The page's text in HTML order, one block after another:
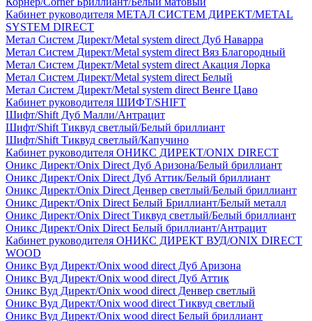
Кабинет руководителя МЕТАЛ СИСТЕМ ДИРЕКТ/METAL
SYSTEM DIRECT
Метал Систем Директ/Metal system direct Дуб Наварра
Метал Систем Директ/Metal system direct Вяз Благородный
Метал Систем Директ/Metal system direct Акация Лорка
Метал Систем Директ/Metal system direct Белый
Метал Систем Директ/Metal system direct Венге Цаво
Кабинет руководителя ШИФТ/SHIFT
Шифт/Shift Дуб Малли/Антрацит
Шифт/Shift Тиквуд светлый/Белый бриллиант
Шифт/Shift Тиквуд светлый/Капучино
Кабинет руководителя ОНИКС ДИРЕКТ/ONIX DIRECT
Оникс Директ/Onix Direct Дуб Аризона/Белый бриллиант
Оникс Директ/Onix Direct Дуб Аттик/Белый бриллиант
Оникс Директ/Onix Direct Денвер светлый/Белый бриллиант
Оникс Директ/Onix Direct Белый Бриллиант/Белый металл
Оникс Директ/Onix Direct Тиквуд светлый/Белый бриллиант
Оникс Директ/Onix Direct Белый бриллиант/Антрацит
Кабинет руководителя ОНИКС ДИРЕКТ ВУД/ONIX DIRECT
WOOD
Оникс Вуд Директ/Onix wood direct Дуб Аризона
Оникс Вуд Директ/Onix wood direct Дуб Аттик
Оникс Вуд Директ/Onix wood direct Денвер светлый
Оникс Вуд Директ/Onix wood direct Тиквуд светлый
Оникс Вуд Директ/Onix wood direct Белый бриллиант